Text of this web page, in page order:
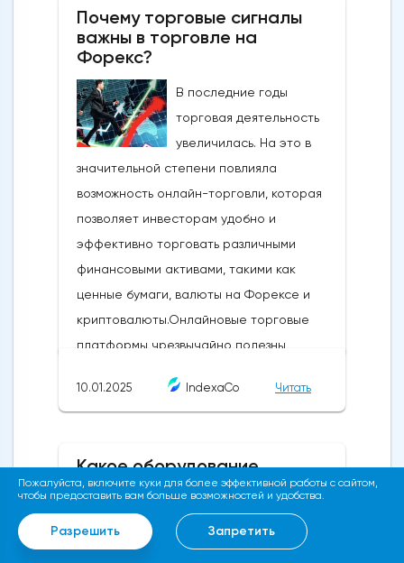
Почему торговые сигналы
важны в торговле на
Форекс?
В последние годы
торговая деятельность
увеличилась. На это в
значительной степени повлияла
возможность онлайн-торговли, которая
позволяет инвесторам удобно и
эффективно торговать различными
финансовыми активами, такими как
ценные бумаги, валюты на Форексе и
криптовалюты.Онлайновые торговые
платформы чрезвычайно полезны,
данные в режиме реального времени, что
торговли торговые сигналы имеют
большое значение, и они используются
для определения возможностей для
бизнеса. Торговый сигнал Форекс - это,
10.01.2025 IndexaCo Читать
Какое оборудование
понадобится для майнинга
криптовалют?
Майнинг криптовалюты —
Пожалуйста, включите куки для более эффективной работы с сайтом,
чтобы предоставить вам больше возможностей и удобства.
Разрешить Запретить